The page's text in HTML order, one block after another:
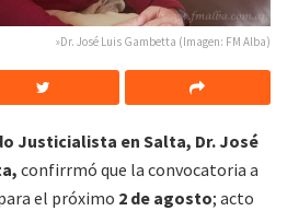
»Dr. José Luis Gambetta (Imagen: FM Alba)
Justicialista en Salta, Dr. José
confirrmó que la convocatoria a
el próximo 2 de agosto; acto